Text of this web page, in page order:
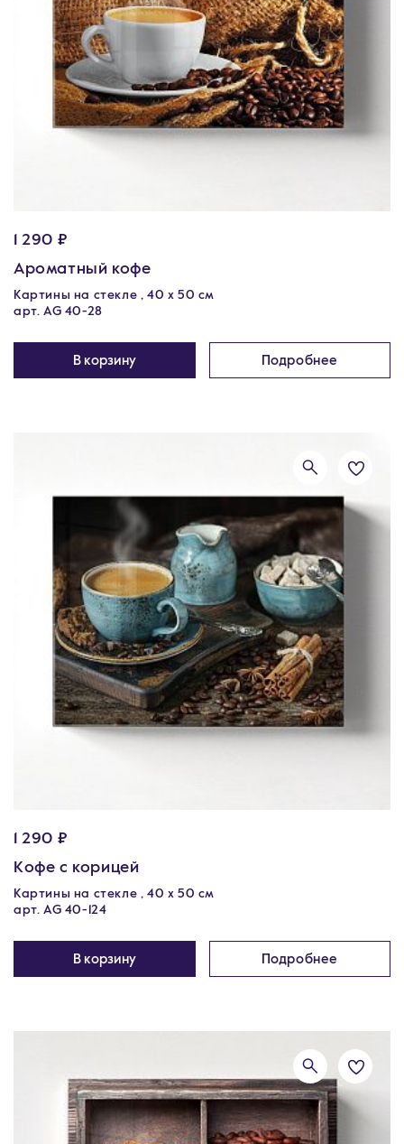
1 290 ₽
Ароматный кофе
Картины на стекле , 40 х 50 см
арт. AG 40-28
В корзину Подробнее
1 290 ₽
Кофе с корицей
Картины на стекле , 40 х 50 см
арт. AG 40-124
В корзину Подробнее